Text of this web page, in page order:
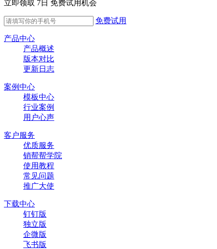
立即领取 7日 免费试用机会
免费试用
产品中心
产品概述
版本对比
更新日志
案例中心
模板中心
行业案例
用户心声
客户服务
优质服务
销帮帮学院
使用教程
常见问题
推广大使
下载中心
钉钉版
独立版
企微版
飞书版